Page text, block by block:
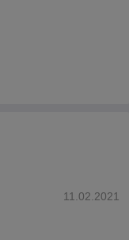
11.02.2021